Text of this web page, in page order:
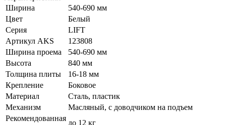
Ширина
540-690 мм
Цвет
Белый
Серия
LIFT
Артикул AKS
123808
Ширина проема
540-690 мм
Высота
840 мм
Толщина плиты
16-18 мм
Крепление
Боковое
Материал
Сталь, пластик
Механизм
Масляный, с доводчиком на подъем
Рекомендованная
до 12 кг